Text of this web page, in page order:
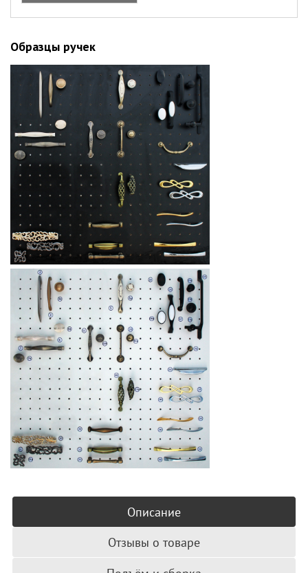
(увеличить)
Образцы ручек
Описание
Отзывы о товаре